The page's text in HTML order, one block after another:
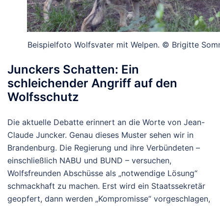
Beispielfoto Wolfsvater mit Welpen. © Brigitte
Junckers Schatten: Ein
schleichender Angriff auf den
Wolfsschutz
Die aktuelle Debatte erinnert an die Worte von Jean-
Claude Juncker. Genau dieses Muster sehen wir in
Brandenburg. Die Regierung und ihre Verbündeten –
einschließlich NABU und BUND – versuchen,
Wolfsfreunden Abschüsse als „notwendige Lösung“
schmackhaft zu machen. Erst wird ein Staatssekretär
geopfert, dann werden „Kompromisse“ vorgeschlagen,